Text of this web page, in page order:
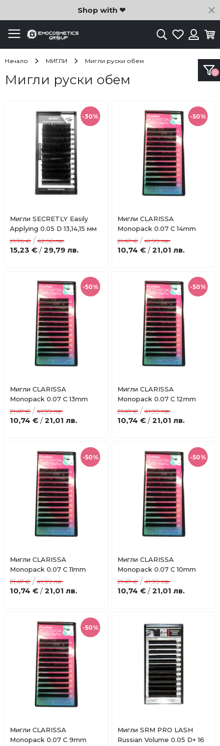
Shop with ❤
ТърсенеЛюбими
Начало МИГЛИ Мигли руски обем
Мигли руски обем
-30%
Добави
в
Купи
Мигли SECRETLY Easily
Applying 0.05 D 13,14,15 мм
15,23 € / 29,79 лв.
21,76 € /42,56 лв.
-50%
Добави
в
Купи
Мигли CLARISSA
Monopack 0.07 C 14mm
10,74 € / 21,01 лв.
21,47 € /41,99 лв.
-50%
Добави
в
Купи
Мигли CLARISSA
Monopack 0.07 C 13mm
10,74 € / 21,01 лв.
21,47 € /41,99 лв.
-50%
Добави
в
Купи
Мигли CLARISSA
Monopack 0.07 C 12mm
10,74 € / 21,01 лв.
21,47 € /41,99 лв.
-50%
Добави
в
Купи
Мигли CLARISSA
Monopack 0.07 C 11mm
10,74 € / 21,01 лв.
21,47 € /41,99 лв.
-50%
Добави
в
Купи
Мигли CLARISSA
Monopack 0.07 C 10mm
10,74 € / 21,01 лв.
21,47 € /41,99 лв.
-50%
Добави
Купи
Мигли CLARISSA
Monopack 0.07 C 9mm
Добави
Купи
Мигли SRM PRO LASH
Russian Volume 0.05 D+ 16